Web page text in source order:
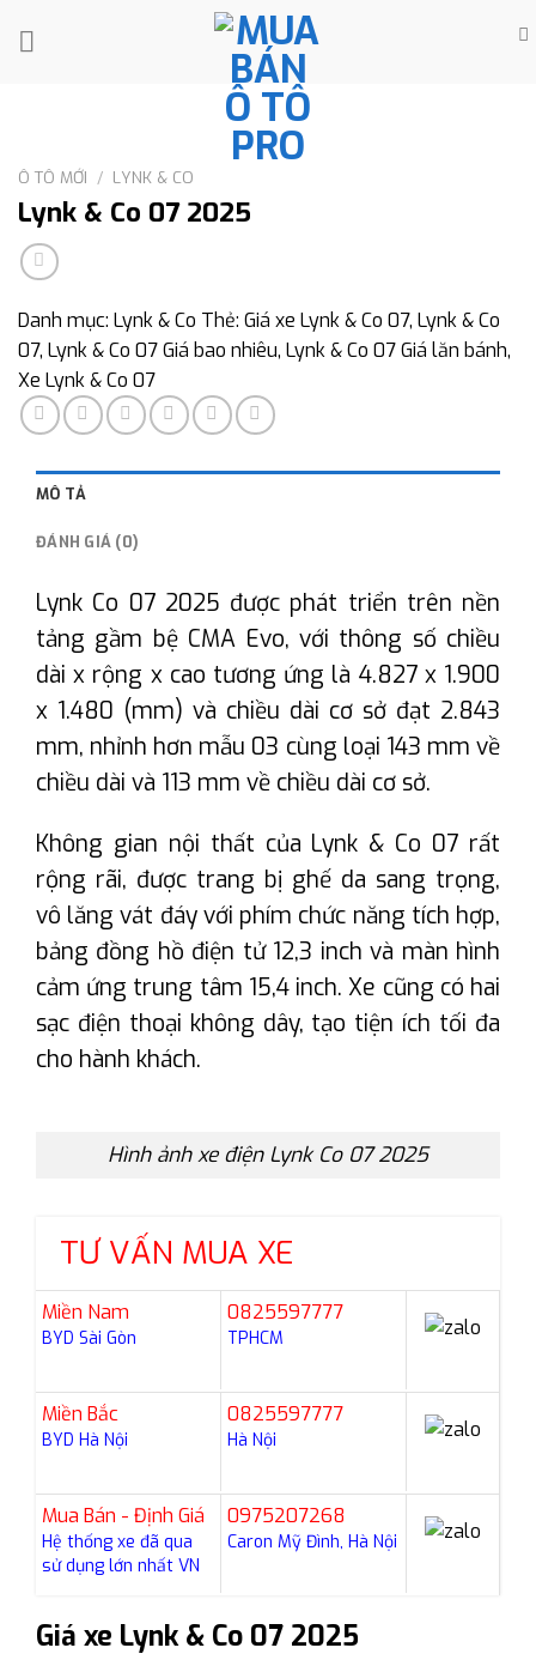
Ô TÔ MỚI / LYNK & CO
Lynk & Co 07 2025
Danh mục: Lynk & Co Thẻ: Giá xe Lynk & Co 07, Lynk & Co
07, Lynk & Co 07 Giá bao nhiêu, Lynk & Co 07 Giá lăn bánh,
Xe Lynk & Co 07
MÔ TẢ
ĐÁNH GIÁ (0)
Lynk Co 07 2025 được phát triển trên nền
tảng gầm bệ CMA Evo, với thông số chiều
dài x rộng x cao tương ứng là 4.827 x 1.900
x 1.480 (mm) và chiều dài cơ sở đạt 2.843
mm, nhỉnh hơn mẫu 03 cùng loại 143 mm về
chiều dài và 113 mm về chiều dài cơ sở.
Không gian nội thất của Lynk & Co 07 rất
rộng rãi, được trang bị ghế da sang trọng,
vô lăng vát đáy với phím chức năng tích hợp,
bảng đồng hồ điện tử 12,3 inch và màn hình
cảm ứng trung tâm 15,4 inch. Xe cũng có hai
sạc điện thoại không dây, tạo tiện ích tối đa
cho hành khách.
Hình ảnh xe điện Lynk Co 07 2025
TƯ VẤN MUA XE
Miền Nam
BYD Sài Gòn
0825597777
TPHCM
Miền Bắc
BYD Hà Nội
0825597777
Hà Nội
Mua Bán - Định Giá
Hệ thống xe đã qua
sử dụng lớn nhất VN
0975207268
Caron Mỹ Đình, Hà Nội
Giá xe Lynk & Co 07 2025